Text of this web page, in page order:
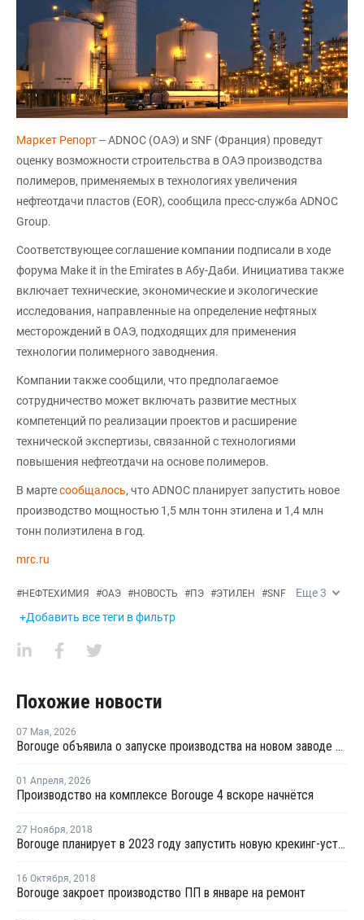
Маркет Репорт-- ADNOC (ОАЭ) и SNF (Франция) проведут
оценку возможности строительства в ОАЭ производства
полимеров, применяемых в технологиях увеличения
нефтеотдачи пластов (EOR), сообщила пресс-служба ADNOC
Group.
Соответствующее соглашение компании подписали в ходе
форума Make it in the Emirates в Абу-Даби. Инициатива также
включает технические, экономические и экологические
исследования, направленные на определение нефтяных
месторождений в ОАЭ, подходящих для применения
технологии полимерного заводнения.
Компании также сообщили, что предполагаемое
сотрудничество может включать развитие местных
компетенций по реализации проектов и расширение
технической экспертизы, связанной с технологиями
повышения нефтеотдачи на основе полимеров.
В мартесообщалось, что ADNOC планирует запустить новое
производство мощностью 1,5 млн тонн этилена и 1,4 млн
тонн полиэтилена в год.
mrc.ru
#НЕФТЕХИМИЯ #ОАЭ #НОВОСТЬ #ПЭ #ЭТИЛЕН #SNF Еще3
+Добавить все теги в фильтр
Похожие новости
07 Мая, 2026
Borouge объявила о запуске производства на новом заводе сшитого полиэтилена в ОАЭ
01 Апреля, 2026
Производство на комплексе Borouge 4 вскоре начнётся
27 Ноября, 2018
Borouge планирует в 2023 году запустить новую крекинг-установку №5 в Рувайсе
16 Октября, 2018
Borouge закроет производство ПП в январе на ремонт